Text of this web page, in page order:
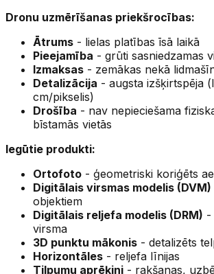
Dronu uzmērīšanas priekšrocības:
Ātrums - lielas platības īsā laikā
Pieejamība - grūti sasniedzamas
Izmaksas - zemākas nekā
Detalizācija - augsta izšķirtspēja
cm/pikselis)
Drošība - nav nepieciešama
bīstamās vietās
Iegūtie produkti:
Ortofoto - ģeometriski koriģēts
Digitālais virsmas modelis (DVM)
objektiem
Digitālais reljefa modelis (DRM) -
virsma
3D punktu mākonis - detalizēts
Horizontāles - reljefa līnijas
Tilpumu aprēķini - rakšanas,